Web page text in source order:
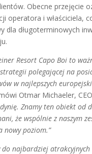
Obecne przejęcie
operatora i właściciela,
dla długoterminowych
Resort Capo Boi to
polegającej na
w najlepszych
Otmar Michaeler,
Znamy ten obiekt od
że wspólnie z naszym
nowy poziom.”
do najbardziej